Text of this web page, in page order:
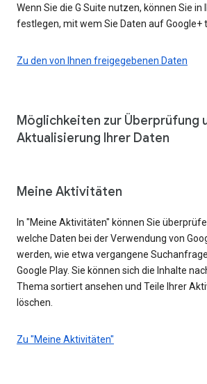
Wenn Sie die G Suite nutzen, können Sie in
festlegen, mit wem Sie Daten auf Google+
Zu den von Ihnen freigegebenen Daten
Möglichkeiten zur Überprüfung
Aktualisierung Ihrer Daten
Meine Aktivitäten
In "Meine Aktivitäten" können Sie
welche Daten bei der Verwendung von
werden, wie etwa vergangene
Google Play. Sie können sich die Inhalte
Thema sortiert ansehen und Teile Ihrer
löschen.
Zu "Meine Aktivitäten"